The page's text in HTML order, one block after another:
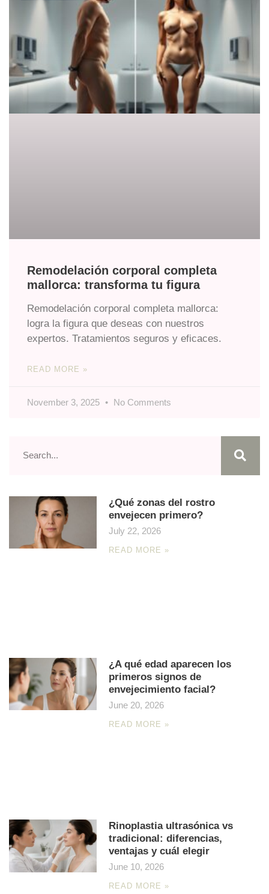
Remodelación corporal completa
mallorca: transforma tu figura
Remodelación corporal completa mallorca:
logra la figura que deseas con nuestros
expertos. Tratamientos seguros y eficaces.
READ MORE »
November 3, 2025 No Comments
¿Qué zonas del rostro
envejecen primero?
July 22, 2026
READ MORE »
¿A qué edad aparecen los
primeros signos de
envejecimiento facial?
June 20, 2026
READ MORE »
Rinoplastia ultrasónica vs
tradicional: diferencias,
ventajas y cuál elegir
June 10, 2026
READ MORE »